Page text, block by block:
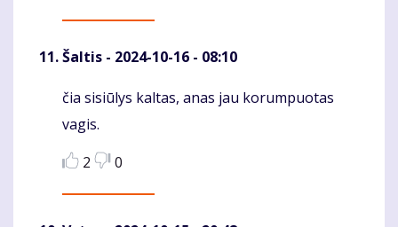
Šaltis - 2024-10-16 - 08:10
Komentaras
čia sisiūlys kaltas, anas jau korumpuotas
vagis.
2
0